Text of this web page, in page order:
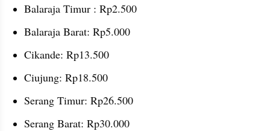
Balaraja Timur : Rp2.500
Balaraja Barat: Rp5.000
Cikande: Rp13.500
Ciujung: Rp18.500
Serang Timur: Rp26.500
Serang Barat: Rp30.000